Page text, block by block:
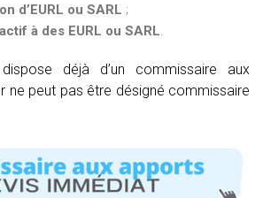
d’EURL ou SARL ;
à des EURL ou SARL.
déjà d’un commissaire aux
ne peut pas être désigné commissaire